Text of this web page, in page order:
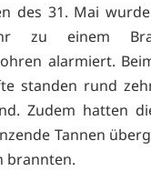
des 31. Mai
zu einem
alarmiert.
standen rund
Zudem hatten
Tannen
brannten.